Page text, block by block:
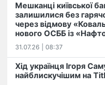
Мешканці київської
залишилися без
через відмову
нового ОСББ із
31.07.26 | 08:37
Хід українця Ігоря
найблискучішим на